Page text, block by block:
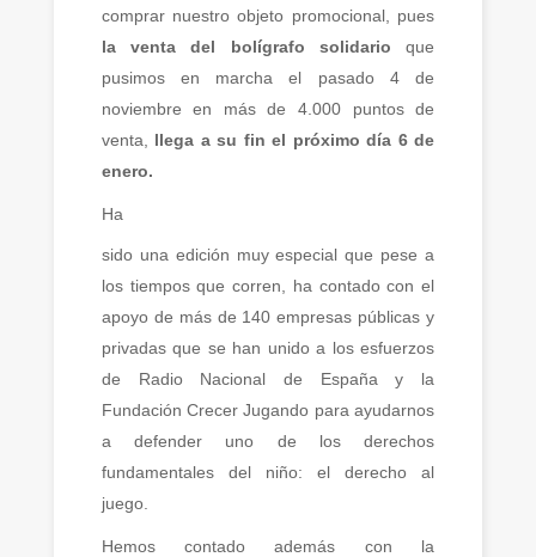
comprar nuestro objeto promocional, pues
la venta del bolígrafo solidarioque
pusimos en marcha el pasado 4 de
noviembre en más de 4.000 puntos de
venta, llega a su fin el próximo día 6 de
enero.
Ha
sido una edición muy especial que pese a
los tiempos que corren, ha contado con el
apoyo de más de 140 empresas públicas y
privadas que se han unido a los esfuerzos
de Radio Nacional de España y la
Fundación Crecer Jugando para ayudarnos
a defender uno de los derechos
fundamentales del niño: el derecho al
juego.
Hemos contado además con la